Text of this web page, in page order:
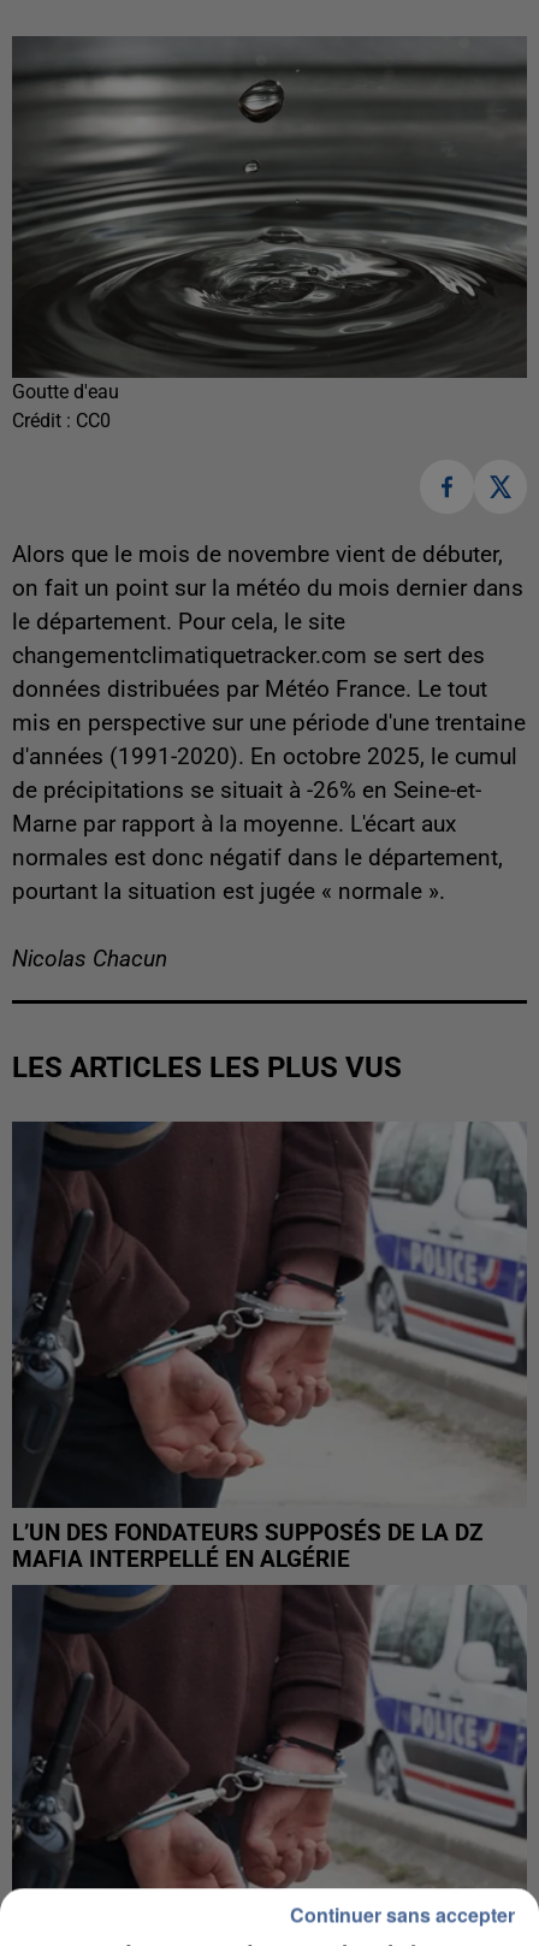
Goutte d'eau
Crédit : CC0
Alors que le mois de novembre vient de débuter,
on fait un point sur la météo du mois dernier dans
le département. Pour cela, le site
changementclimatiquetracker.com se sert des
données distribuées par Météo France. Le tout
mis en perspective sur une période d'une trentaine
d'années (1991-2020). En octobre 2025, le cumul
de précipitations se situait à -26% en Seine-et-
Marne par rapport à la moyenne. L'écart aux
normales est donc négatif dans le département,
pourtant la situation est jugée « normale ».
Nicolas Chacun
LES ARTICLES LES PLUS VUS
L’UN DES FONDATEURS SUPPOSÉS DE LA DZ
MAFIA INTERPELLÉ EN ALGÉRIE
Continuer sans accepter